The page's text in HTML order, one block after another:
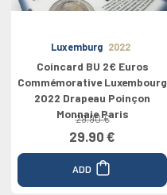
Luxemburg 2022
Coincard BU 2€ Euros
Commémorative Luxembourg
2022 Drapeau Poinçon
Monnaie Paris
29.90 €
29.90 €
ADD